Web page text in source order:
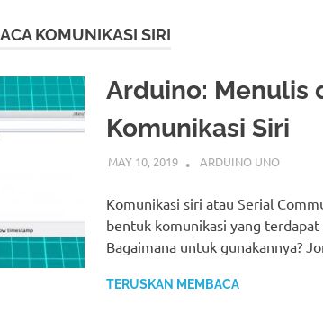
KOMUNIKASI SIRI
Arduino: Menulis
Komunikasi Siri
MAY 10, 2019 IDRIS
ARDUINO UNO
Komunikasi siri atau Serial
bentuk komunikasi yang terdapat
Bagaimana untuk gunakannya?
TERUSKAN MEMBACA